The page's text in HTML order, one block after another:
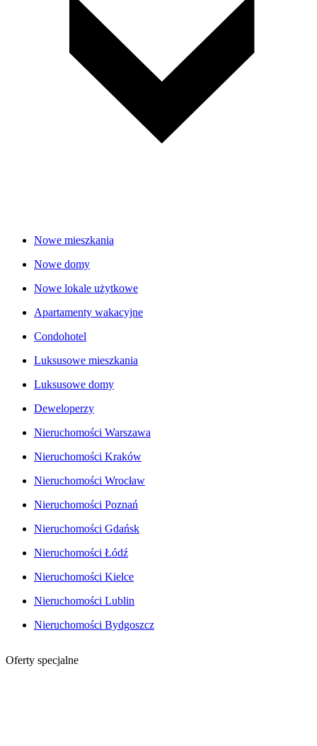
Nowe mieszkania
Nowe domy
Nowe lokale użytkowe
Apartamenty wakacyjne
Condohotel
Luksusowe mieszkania
Luksusowe domy
Deweloperzy
Nieruchomości Warszawa
Nieruchomości Kraków
Nieruchomości Wrocław
Nieruchomości Poznań
Nieruchomości Gdańsk
Nieruchomości Łódź
Nieruchomości Kielce
Nieruchomości Lublin
Nieruchomości Bydgoszcz
Oferty specjalne